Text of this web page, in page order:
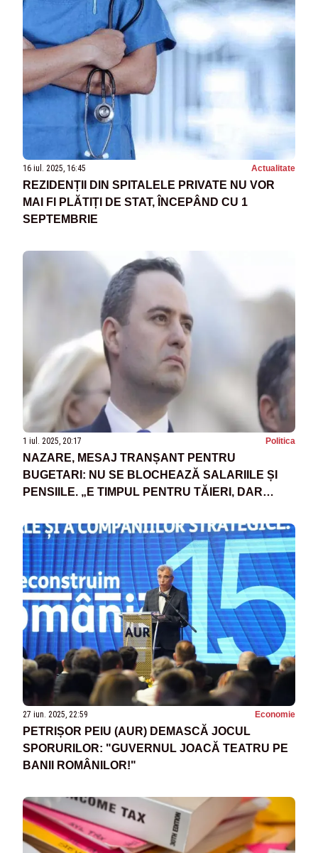
16 iul. 2025, 16:45 Actualitate
REZIDENȚII DIN SPITALELE PRIVATE NU VOR
MAI FI PLĂTIȚI DE STAT, ÎNCEPÂND CU 1
SEPTEMBRIE
1 iul. 2025, 20:17 Politica
NAZARE, MESAJ TRANȘANT PENTRU
BUGETARI: NU SE BLOCHEAZĂ SALARIILE ȘI
PENSIILE. „E TIMPUL PENTRU TĂIERI, DAR
27 iun. 2025, 22:59 Economie
PETRIȘOR PEIU (AUR) DEMASCĂ JOCUL
SPORURILOR: "GUVERNUL JOACĂ TEATRU PE
BANII ROMÂNILOR!"